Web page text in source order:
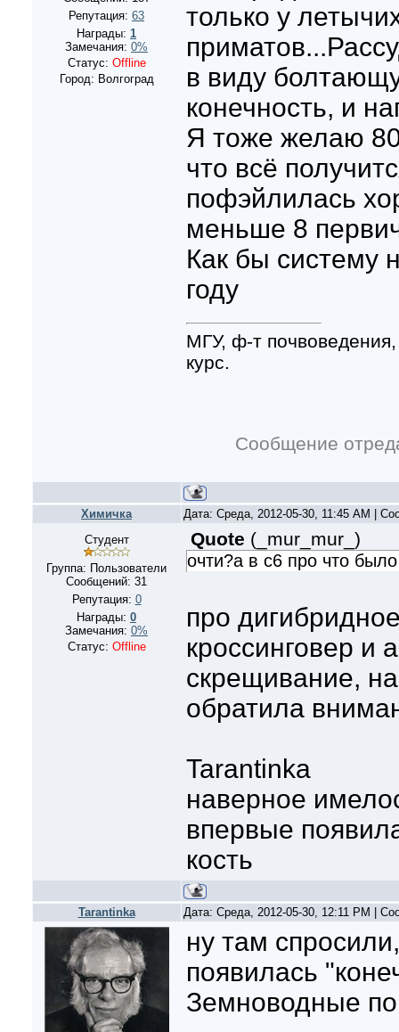
Репутация: 63
Награды: 1
Замечания: 0%
Статус: Offline
Город: Волгоград
только у
в виду
конечность, и
Я тоже желаю
что всё
пофэйлилась
меньше 8
Как бы систему
году
МГУ, ф-т
курс.
Сообщение
Xимичка
Дата: Среда, 2012-05-30, 11:45 AM |
Студент
Группа: Пользователи
Сообщений: 31
Репутация: 0
Награды: 0
Замечания: 0%
Статус: Offline
Quote (_mur_mur_ )
очти?а в с6 про что
про
кроссинговер и
скрещивание,
обратила
Tarantinka
наверное
впервые
кость
Tarantinka Дата: Среда, 2012-05-30, 12:11 PM |
ну там
появилась
Земноводные